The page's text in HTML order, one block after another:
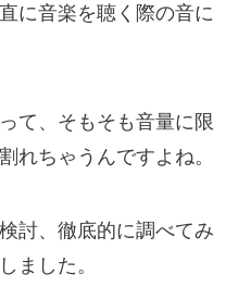
に音楽を聴く際の音に
て、そもそも音量に限
れちゃうんですよね。
討、徹底的に調べてみ
ました。